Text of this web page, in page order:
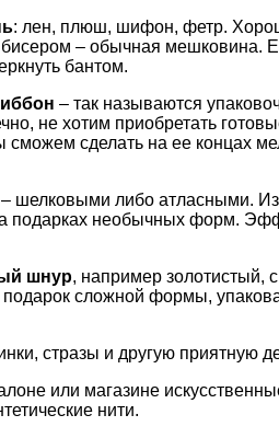
: лен, плюш, шифон, фетр.
бисером – обычная мешковина.
бантом.
– так называются
не хотим приобретать
сделать на ее концах
– шелковыми либо атласными.
подарках необычных форм.
шнур, например золотистый,
подарок сложной формы,
стразы и другую приятную
или магазине
нити.